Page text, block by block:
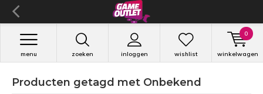
zoeken inloggen
menu wishlist winkelwagen
0
Producten getagd met Onbekend